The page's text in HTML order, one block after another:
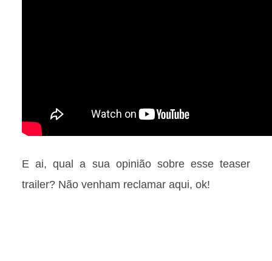
E ai, qual a sua opinião sobre esse teaser
trailer? Não venham reclamar aqui, ok!